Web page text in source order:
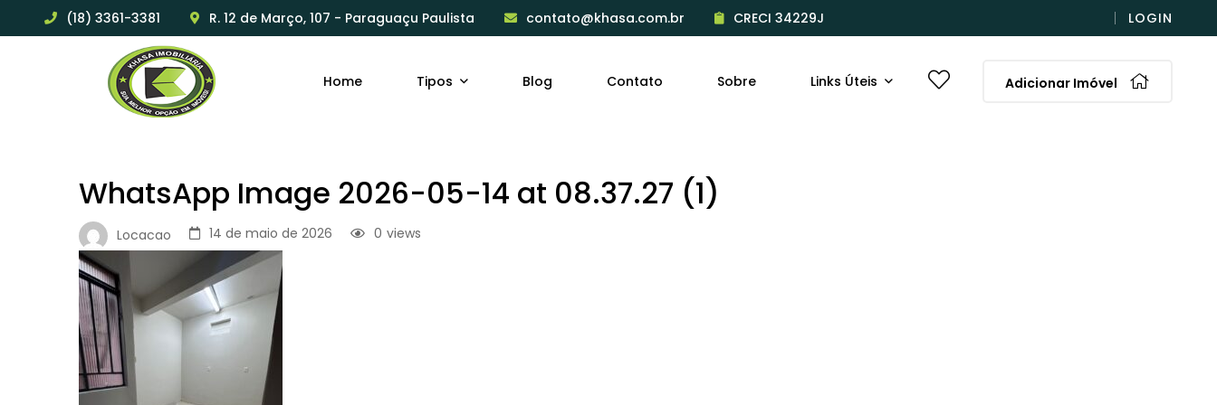
(18) 3361-3381 R. 12 de Março, 107 - Paraguaçu Paulista contato@khasa.com.br CRECI 34229J LOGIN
Home Tipos Blog Contato Sobre Links Úteis Adicionar Imóvel
WhatsApp Image 2026-05-14 at 08.37.27 (1)
Locacao 14 de maio de 2026 views
0